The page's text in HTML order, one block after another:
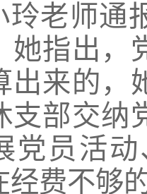
玲老师通
她指出，
出来的，
支部交纳
党员活
经费不够